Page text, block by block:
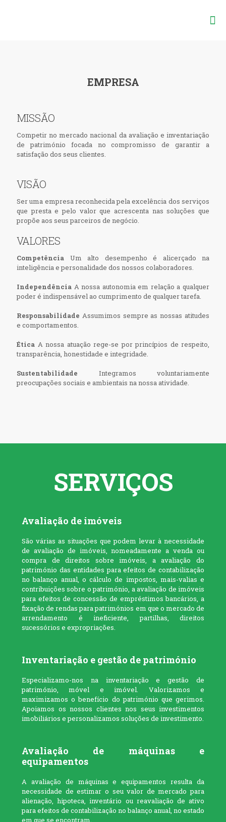
EMPRESA
MISSÃO
Competir no mercado nacional da avaliação e inventariação
de património focada no compromisso de garantir a
satisfação dos seus clientes.
VISÃO
Ser uma empresa reconhecida pela excelência dos serviços
que presta e pelo valor que acrescenta nas soluções que
propõe aos seus parceiros de negócio.
VALORES
Competência Um alto desempenho é alicerçado na
inteligência e personalidade dos nossos colaboradores.
Independência A nossa autonomia em relação a qualquer
poder é indispensável ao cumprimento de qualquer tarefa.
Responsabilidade Assumimos sempre as nossas atitudes
e comportamentos.
Ética A nossa atuação rege-se por princípios de respeito,
transparência, honestidade e integridade.
Sustentabilidade Integramos voluntariamente
preocupações sociais e ambientais na nossa atividade.
SERVIÇOS
Avaliação de imóveis
São várias as situações que podem levar à necessidade
de avaliação de imóveis, nomeadamente a venda ou
compra de direitos sobre imóveis, a avaliação do
património das entidades para efeitos de contabilização
no balanço anual, o cálculo de impostos, mais-valias e
contribuições sobre o património, a avaliação de imóveis
para efeitos de concessão de empréstimos bancários, a
fixação de rendas para patrimónios em que o mercado de
arrendamento é ineficiente, partilhas, direitos
sucessórios e expropriações.
Inventariação e gestão de património
Especializamo-nos na inventariação e gestão de
património, móvel e imóvel. Valorizamos e
maximizamos o benefício do património que gerimos.
Apoiamos os nossos clientes nos seus investimentos
imobiliários e personalizamos soluções de investimento.
Avaliação de máquinas e
equipamentos
A avaliação de máquinas e equipamentos resulta da
necessidade de estimar o seu valor de mercado para
alienação, hipoteca, inventário ou reavaliação de ativo
para efeitos de contabilização no balanço anual, no estado
em que se encontram.